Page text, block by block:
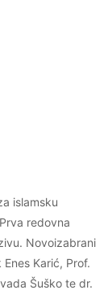
islamsku
redovna
Novoizabrani
Karić, Prof.
Šuško te dr.